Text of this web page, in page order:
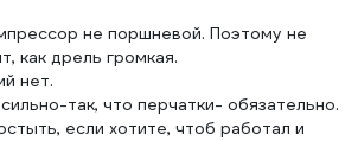
не поршневой. Поэтому не
как дрель громкая.
нет.
так, что перчатки- обязательно.
если хотите, чтоб работал и